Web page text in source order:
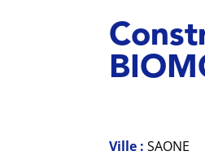
Ville :SAONE